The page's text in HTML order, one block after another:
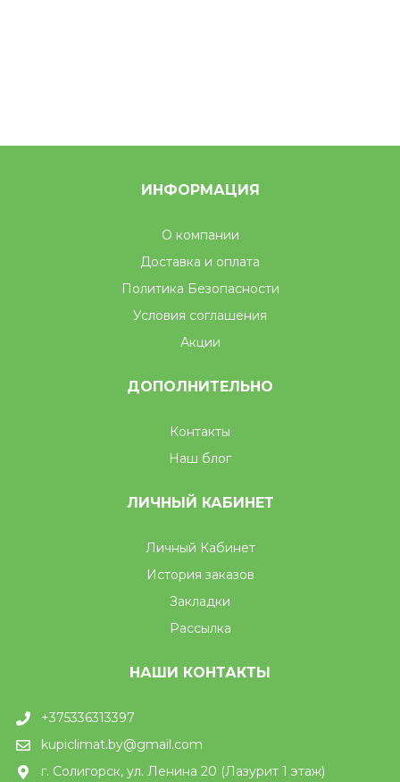
ИНФОРМАЦИЯ
О компании
Доставка и оплата
Политика Безопасности
Условия соглашения
Акции
ДОПОЛНИТЕЛЬНО
Контакты
Наш блог
ЛИЧНЫЙ КАБИНЕТ
Личный Кабинет
История заказов
Закладки
Рассылка
НАШИ КОНТАКТЫ
+375336313397
kupiclimat.by@gmail.com
г. Солигорск, ул. Ленина 20 (Лазурит 1 этаж)